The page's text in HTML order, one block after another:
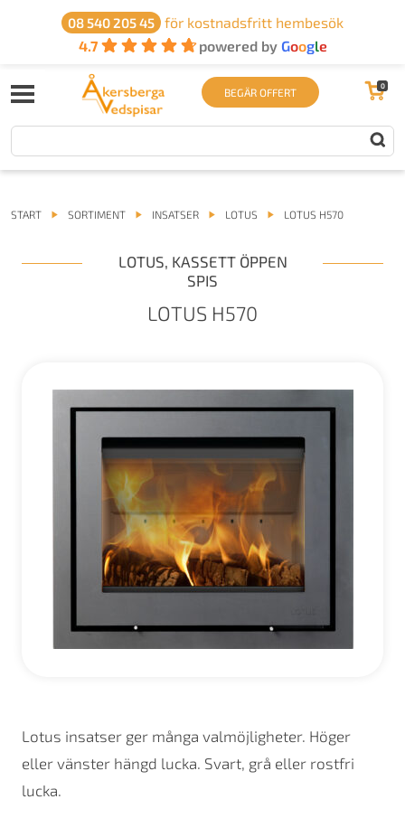
08 540 205 45
för kostnadsfritt hembesök
4.7
powered by Google
BEGÄR OFFERT 0
START SORTIMENT INSATSER LOTUS LOTUS H570
LOTUS, KASSETT ÖPPEN
SPIS
LOTUS H570
Lotus insatser ger många valmöjligheter. Höger
eller vänster hängd lucka. Svart, grå eller rostfri
lucka.